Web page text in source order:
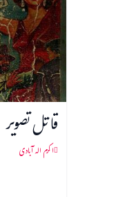
قاتل تصویر
اکرم الہ آبادی